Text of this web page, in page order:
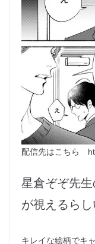
配信先はこちら
星倉ぞぞ先
が視えるらし
キレイな絵柄でキ